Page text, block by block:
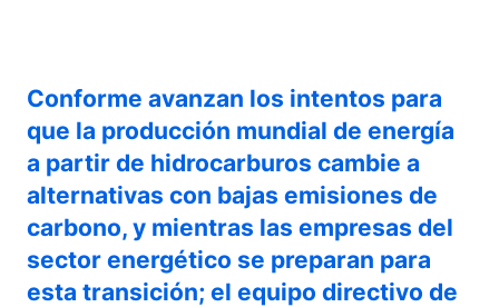
Conforme avanzan los intentos para
que la producción mundial de energía
a partir de hidrocarburos cambie a
alternativas con bajas emisiones de
carbono, y mientras las empresas del
sector energético se preparan para
esta transición; el equipo directivo de